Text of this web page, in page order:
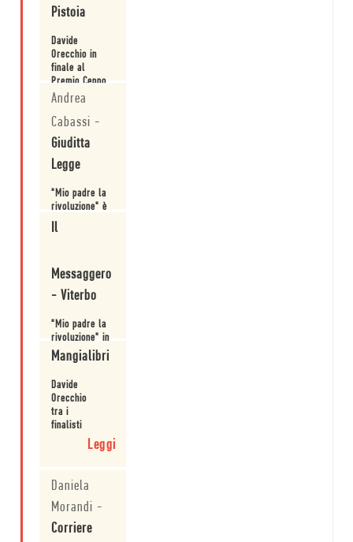
Pistoia
Davide
Orecchio in
finale al
Premio Ceppo
Racconto con
rivoluzione".
Andrea
Cabassi -
Giuditta
Legge
"Mio padre la
rivoluzione" è
anche lo
sfilare, sotto
padri
e patrigni
della
quelli veri,
quelli che
l’hanno fatta,
l’hanno
tradita.
Il
Messaggero
- Viterbo
"Mio padre la
rivoluzione" in
finale al
Premio Alvaro
Bigiaretti.
Mangialibri
Davide
Orecchio
tra i
finalisti
Bigiaretti
con
"Mio
padre
la
Leggi
Daniela
Morandi -
Corriere